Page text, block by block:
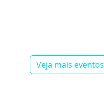
Veja mais eventos